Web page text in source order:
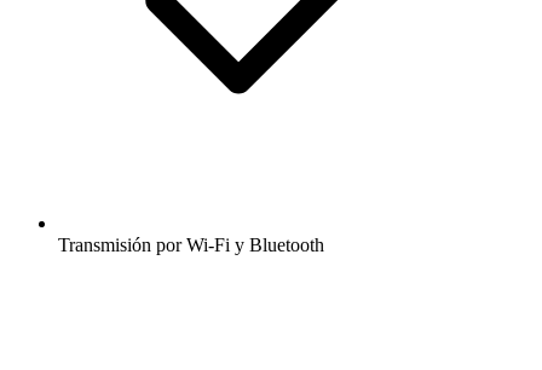
Transmisión por Wi-Fi y Bluetooth